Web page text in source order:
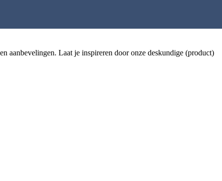
aanbevelingen. Laat je inspireren door onze deskundige (product)